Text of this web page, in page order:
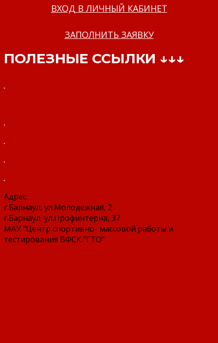
ВХОД В ЛИЧНЫЙ КАБИНЕТ
ЗАПОЛНИТЬ ЗАЯВКУ
ПОЛЕЗНЫЕ ССЫЛКИ ↓↓↓
Адрес:
г.Барнаул, ул.Молодежная, 2
г.Барнаул, ул.Профинтерна, 37
МАУ "Центр спортивно- массовой работы и
тестирования ВФСК "ГТО"